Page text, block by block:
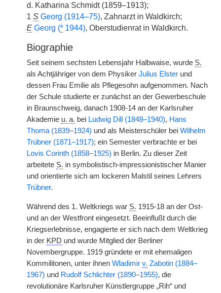
d. Katharina Schmidt (1859–1913);
1 S Georg (1914–75), Zahnarzt in Waldkirch;
E Georg (* 1944), Oberstudienrat in Waldkirch.
Biographie
Seit seinem sechsten Lebensjahr Halbwaise, wurde S.
als Achtjähriger von dem Physiker Julius Elster und
dessen Frau Emilie als Pflegesohn aufgenommen. Nach
der Schule studierte er zunächst an der Gewerbeschule
in Braunschweig, danach 1908-14 an der Karlsruher
Akademie u. a. bei Ludwig Dill (1848–1940), Hans
Thoma (1839–1924) und als Meisterschüler bei Wilhelm
Trübner (1871–1917); ein Semester verbrachte er bei
Lovis Corinth (1858–1925) in Berlin. Zu dieser Zeit
arbeitete S. in symbolistisch-impressionistischer Manier
und orientierte sich am lockeren Malstil seines Lehrers
Trübner.
Während des 1. Weltkriegs war S. 1915-18 an der Ost-
und an der Westfront eingesetzt. Beeinflußt durch die
Kriegserlebnisse, engagierte er sich nach dem Weltkrieg
in der KPD und wurde Mitglied der Berliner
Novembergruppe. 1919 gründete er mit ehemaligen
Kommilitonen, unter ihnen Wladimir v. Zabotin (1884–
1967) und Rudolf Schlichter (1890–1955), die
revolutionäre Karlsruher Künstlergruppe „Rih“ und